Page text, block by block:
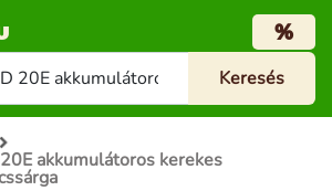
%
akkumulátoros kerekes